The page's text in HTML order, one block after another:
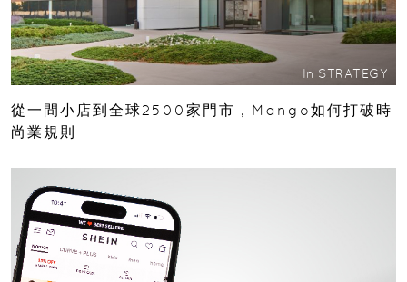
In STRATEGY
從一間小店到全球2500家門市，Mango如何打破時
尚業規則